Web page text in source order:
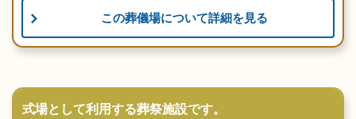
この葬儀場について詳細を見る
式場として利用する葬祭施設です。